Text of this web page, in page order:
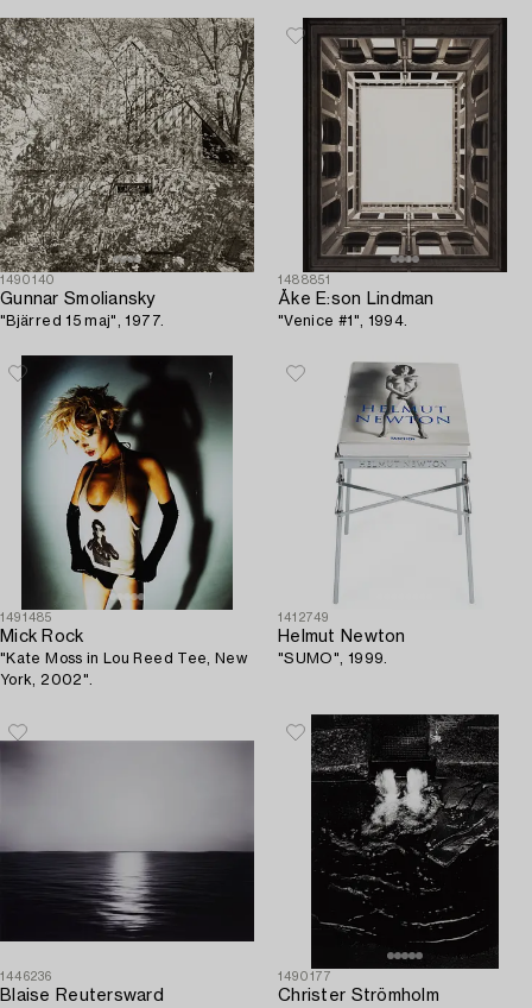
1490140
Gunnar Smoliansky
"Bjärred 15 maj", 1977.
1488851
Åke E:son Lindman
"Venice #1", 1994.
1491485
Mick Rock
"Kate Moss in Lou Reed Tee, New
York, 2002".
1412749
Helmut Newton
"SUMO", 1999.
1446236
Blaise Reutersward
1490177
Christer Strömholm